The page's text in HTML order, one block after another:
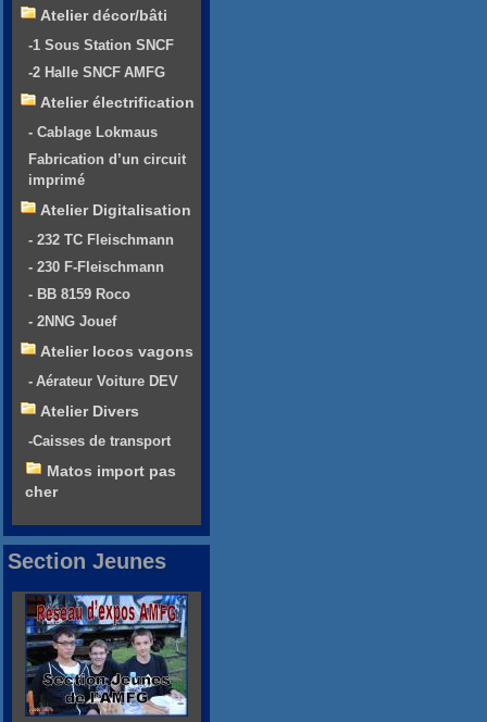
Atelier décor/bâti
-1 Sous Station SNCF
-2 Halle SNCF AMFG
Atelier électrification
- Cablage Lokmaus
Fabrication d’un circuit
imprimé
Atelier Digitalisation
- 232 TC Fleischmann
- 230 F-Fleischmann
- BB 8159 Roco
- 2NNG Jouef
Atelier locos vagons
- Aérateur Voiture DEV
Atelier Divers
-Caisses de transport
Matos import pas
cher
Section Jeunes